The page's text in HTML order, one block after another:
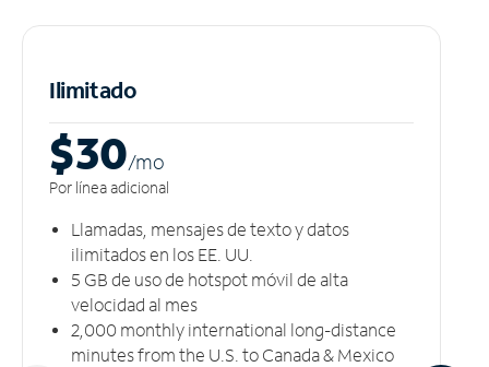
Ilimitado
$30/mo
Por línea adicional
Llamadas, mensajes de texto y datos
ilimitados en los EE. UU.
5 GB​​​​​​​ de uso de hotspot móvil ​​​​​​​de alta
velocidad al mes
2,000 monthly international long-distance
minutes from the U.S. to Canada & Mexico